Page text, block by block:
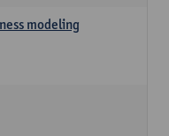
modeling